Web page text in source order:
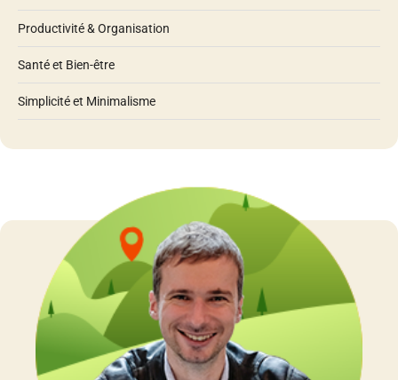
Productivité & Organisation
Santé et Bien-être
Simplicité et Minimalisme